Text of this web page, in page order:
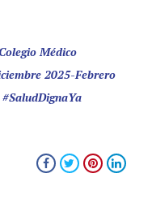
Médico
2025-Febrero